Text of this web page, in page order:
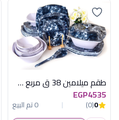
طقم ميلامين 38 ق مربع سكاى ازرق
EGP4535
0
(0)
0 تم البيع